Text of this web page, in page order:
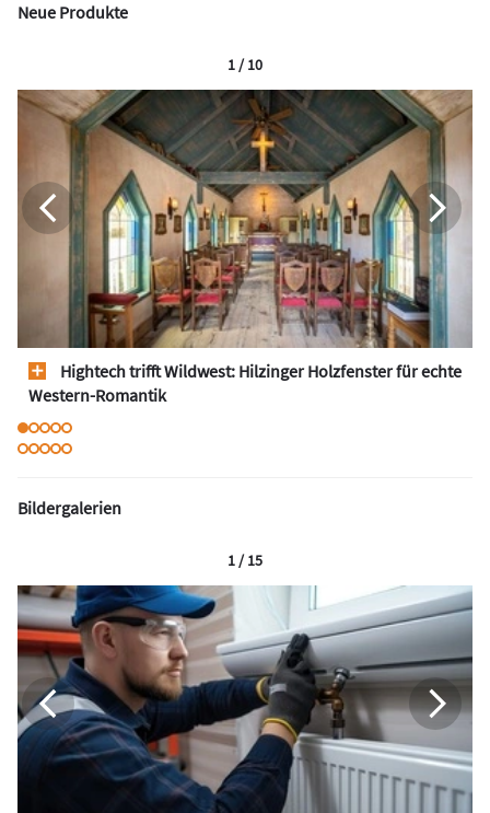
Neue Produkte
Hightech trifft Wildwest: Hilzinger Holzfenster für echte
Western-Romantik
1 / 10
Bildergalerien
1 / 15